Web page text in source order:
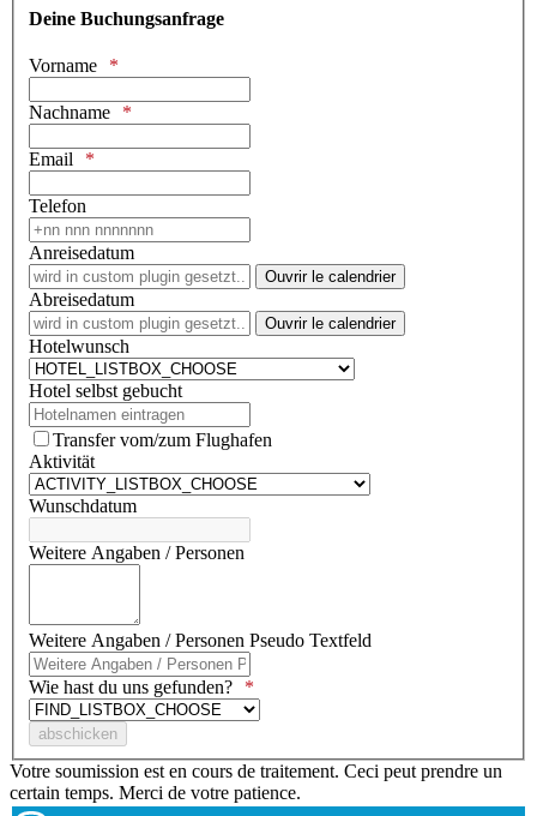
Deine Buchungsanfrage
Vorname
Nachname
Email
Telefon
Anreisedatum
Ouvrir le calendrier
Abreisedatum
Ouvrir le calendrier
Hotelwunsch
Hotel selbst gebucht
Transfer vom/zum Flughafen
Aktivität
Wunschdatum
Weitere Angaben / Personen
Weitere Angaben / Personen Pseudo Textfeld
Wie hast du uns gefunden?
Votre soumission est en cours de traitement. Ceci peut prendre un
certain temps. Merci de votre patience.